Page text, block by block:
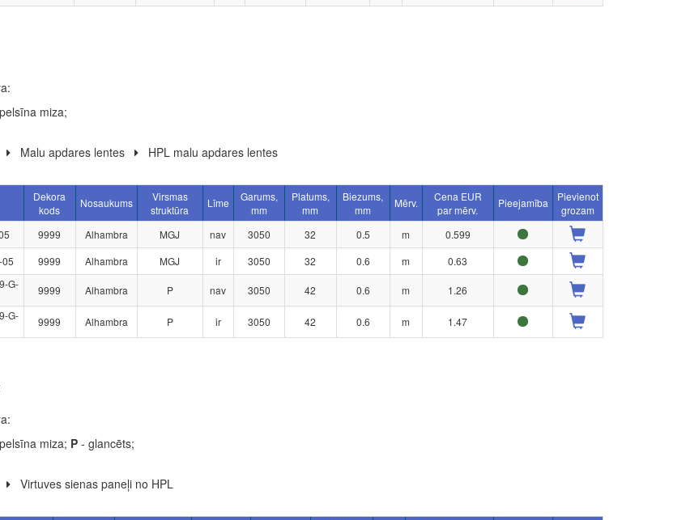
miza;
Malu apdares lentes HPL malu apdares lentes
Dekora
kods
Nosaukums
Virsmas
struktūra
Līme
Garums,
mm
Platums,
mm
Biezums,
mm
Mērv.
Cena EUR
par mērv.
Pieejamība
Pievienot
grozam
9999 Alhambra MGJ nav 3050 32 0.5 m
0.599
9999 Alhambra MGJ ir 3050 32 0.6 m 0.63
G-
9999 Alhambra P nav 3050 42 0.6 m 1.26
G-
9999 Alhambra P ir 3050 42 0.6 m 1.47
miza; P- glancēts;
Virtuves sienas paneļi no HPL